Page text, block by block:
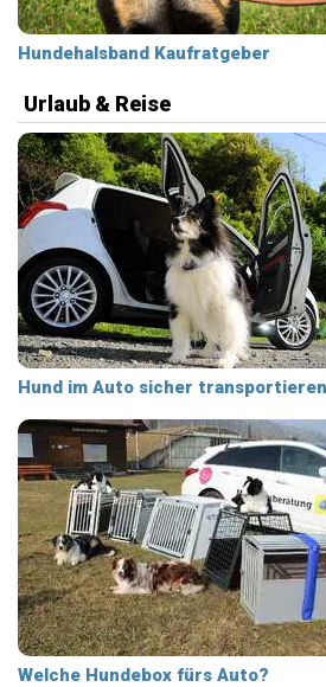
Hundehalsband Kaufratgeber
Urlaub & Reise
Hund im Auto sicher transportieren
Welche Hundebox fürs Auto?